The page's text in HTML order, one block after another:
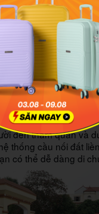
đến tham quan và
thống cầu nối đất
có thể dễ dàng di